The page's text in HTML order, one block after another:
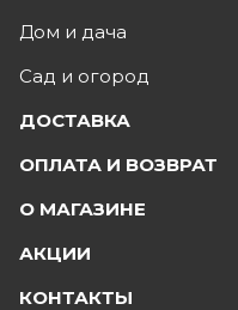
Дом и дача
Сад и огород
ДОСТАВКА
ОПЛАТА И ВОЗВРАТ
О МАГАЗИНЕ
АКЦИИ
КОНТАКТЫ